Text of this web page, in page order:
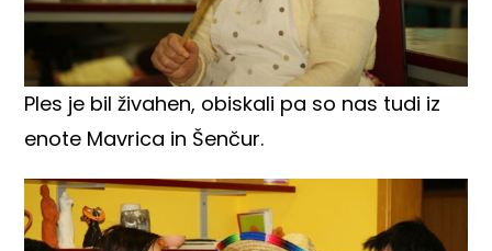
Ples je bil živahen, obiskali pa so nas tudi iz
enote Mavrica in Šenčur.